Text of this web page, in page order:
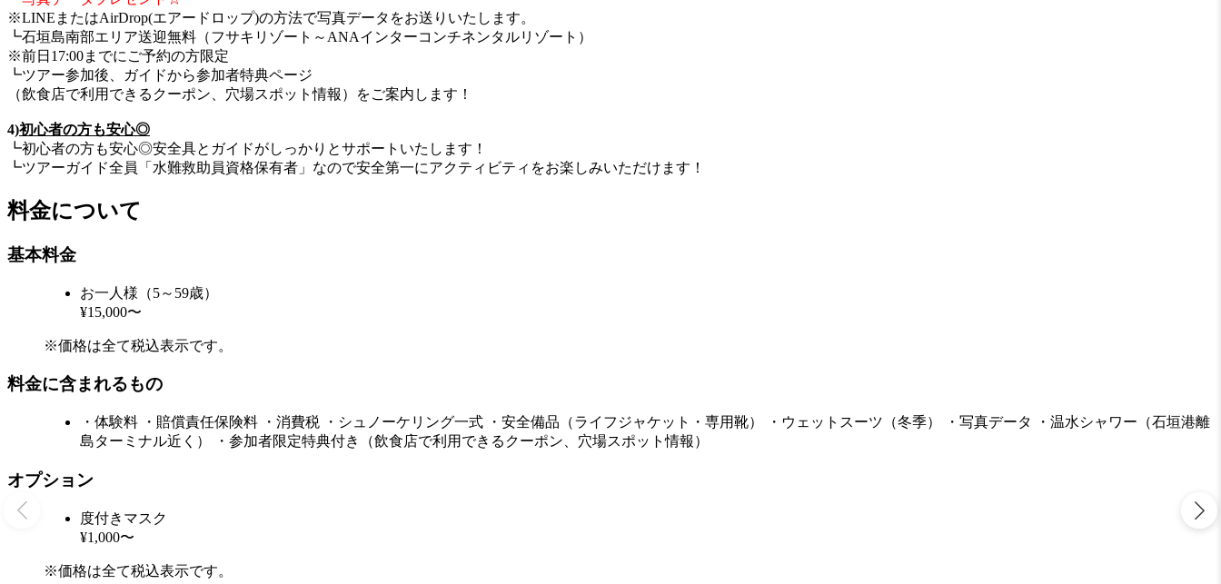
※LINEまたはAirDrop(エアードロップ)の方法で写真データをお送りいたします。
┗石垣島南部エリア送迎無料（フサキリゾート～ANAインターコンチネンタルリゾート）
※前日17:00までにご予約の方限定
┗ツアー参加後、ガイドから参加者特典ページ
（飲食店で利用できるクーポン、穴場スポット情報）をご案内します！
4)初心者の方も安心◎
┗初心者の方も安心◎安全具とガイドがしっかりとサポートいたします！
┗ツアーガイド全員「水難救助員資格保有者」なので安全第一にアクティビティをお楽しみいただけます！
料金について
基本料金
お一人様（5～59歳）
¥15,000〜
※価格は全て税込表示です。
料金に含まれるもの
・体験料 ・賠償責任保険料 ・消費税 ・シュノーケリング一式 ・安全備品（ライフジャケット・専用靴） ・ウェットスーツ（冬季） ・写真データ ・温水シャワー（石垣港離
島ターミナル近く） ・参加者限定特典付き（飲食店で利用できるクーポン、穴場スポット情報）
オプション
度付きマスク
¥1,000〜
※価格は全て税込表示です。